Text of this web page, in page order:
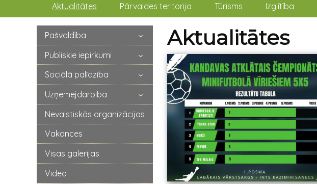
Aktualitātes Pārvaldes teritorija Tūrisms Izglītība
Pašvaldība
Publiskie iepirkumi
Sociālā palīdzība
Uzņēmējdarbība
Nevalstiskās organizācijas
Vakances
Visas galerijas
Video
Aktualitātes